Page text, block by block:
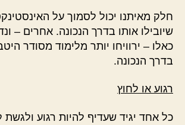
חלק מאיתנו יכול לסמוך על
שיובילו אותו בדרך הנכונה. אחרים –
כאלו – ירוויחו יותר מלימוד מסודר
בדרך הנכונה.
רגוע או לחוץ
כל אחד יגיד שעדיף להיות רגוע